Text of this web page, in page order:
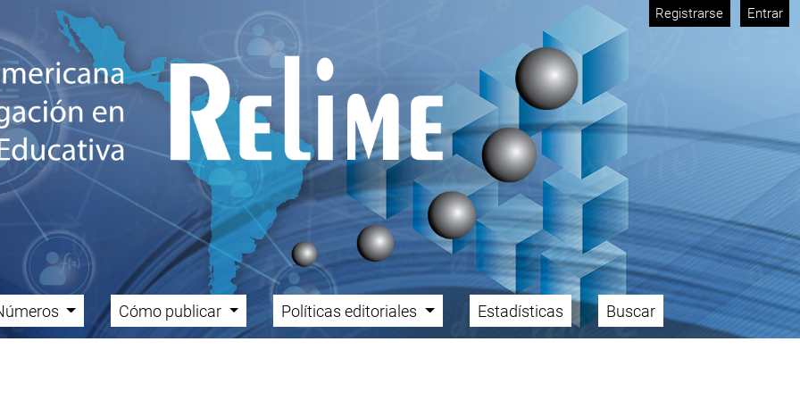
Registrarse Entrar
Cómo publicar Políticas editoriales Estadísticas Buscar